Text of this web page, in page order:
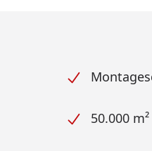
50.000